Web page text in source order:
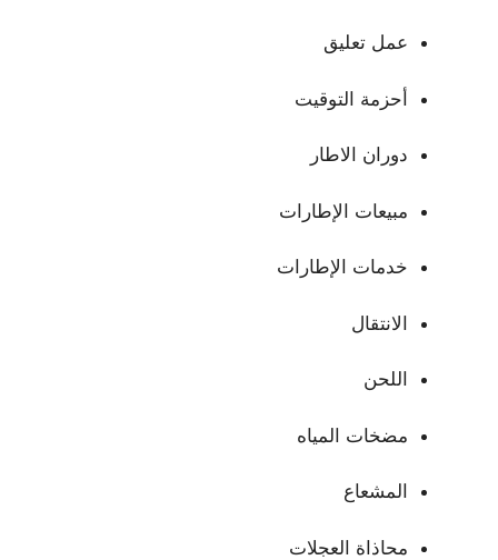
عمل تعليق
أحزمة التوقيت
دوران الاطار
مبيعات الإطارات
خدمات الإطارات
الانتقال
اللحن
مضخات المياه
المشعاع
محاذاة العجلات